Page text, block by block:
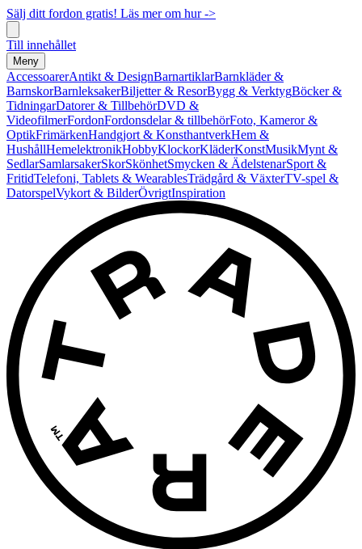
Sälj ditt fordon gratis! Läs mer om hur ->
Till innehållet
Meny
AccessoarerAntikt & DesignBarnartiklarBarnkläder &
BarnskorBarnleksakerBiljetter & ResorBygg & VerktygBöcker &
TidningarDatorer & TillbehörDVD &
VideofilmerFordonFordonsdelar & tillbehörFoto, Kameror &
OptikFrimärkenHandgjort & KonsthantverkHem &
HushållHemelektronikHobbyKlockorKläderKonstMusikMynt &
SedlarSamlarsakerSkorSkönhetSmycken & ÄdelstenarSport &
FritidTelefoni, Tablets & WearablesTrädgård & VäxterTV-spel &
DatorspelVykort & BilderÖvrigtInspiration